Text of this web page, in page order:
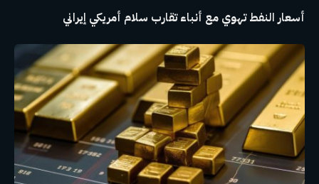
أسعار النفط تهوي مع أنباء تقارب سلام أمريكي إيراني